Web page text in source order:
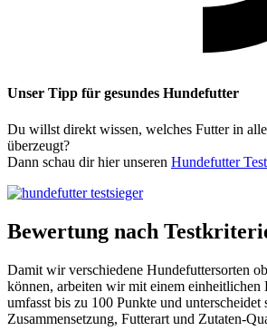
Unser Tipp für gesundes Hundefutter
Du willst direkt wissen, welches Futter in
überzeugt?
Dann schau dir hier unseren Hundefutter
Bewertung nach
Damit wir verschiedene Hundefuttersorten
können, arbeiten wir mit einem einheitlichen
umfasst bis zu 100 Punkte und unterscheidet
Zusammensetzung, Futterart und Zutaten-